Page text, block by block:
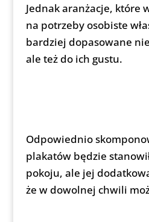
Jednak aranżacje, które
na potrzeby osobiste
bardziej dopasowane
ale też do ich gustu.
Odpowiednio
plakatów będzie
pokoju, ale jej
że w dowolnej chwili